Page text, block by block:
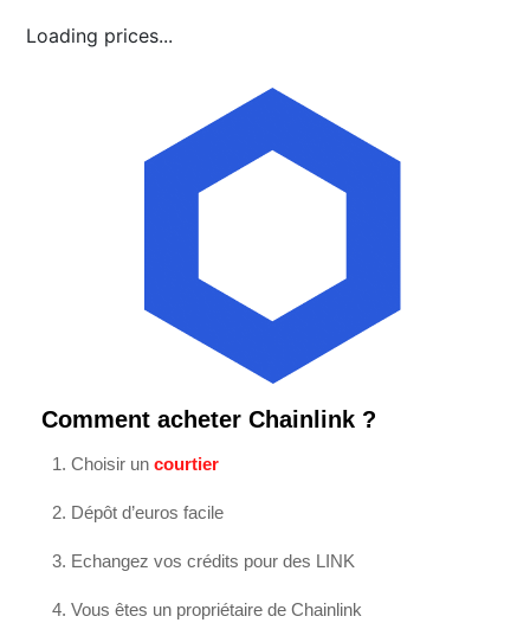
Comment acheter Chainlink ?
Choisir un courtier
Dépôt d’euros facile
Echangez vos crédits pour des LINK
Vous êtes un propriétaire de Chainlink